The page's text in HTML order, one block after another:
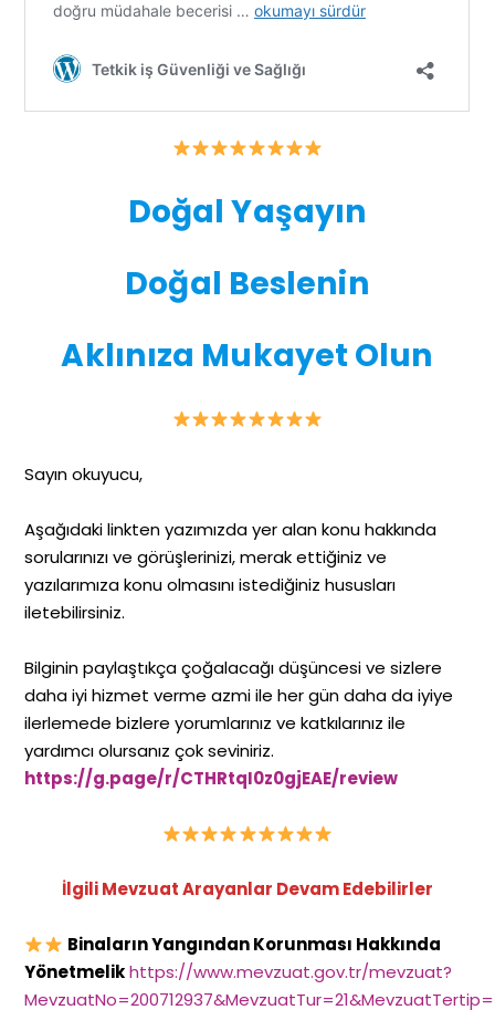
Doğal Yaşayın
Doğal Beslenin
Aklınıza Mukayet Olun
Sayın okuyucu,
Aşağıdaki linkten yazımızda yer alan konu hakkında
sorularınızı ve görüşlerinizi, merak ettiğiniz ve
yazılarımıza konu olmasını istediğiniz hususları
iletebilirsiniz.
Bilginin paylaştıkça çoğalacağı düşüncesi ve sizlere
daha iyi hizmet verme azmi ile her gün daha da iyiye
ilerlemede bizlere yorumlarınız ve katkılarınız ile
yardımcı olursanız çok seviniriz.
https://g.page/r/CTHRtqI0z0gjEAE/review
İlgili Mevzuat Arayanlar Devam Edebilirler
Binaların Yangından Korunması Hakkında
Yönetmelik https://www.mevzuat.gov.tr/mevzuat?